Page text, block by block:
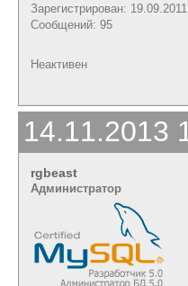
Зарегистрирован: 19.09.2011
Сообщений: 95
Неактивен
14.11.2013
rgbeast
Администратор